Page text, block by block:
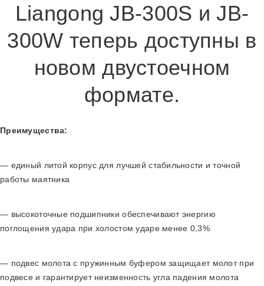
Liangong JB-300S и JB-
300W теперь доступны в
новом двустоечном
формате.
Преимущества:
— единый литой корпус для лучшей стабильности и точной
работы маятника
— высокоточные подшипники обеспечивают энергию
поглощения удара при холостом ударе менее 0,3%
— подвес молота с пружинным буфером защищает молот при
подвесе и гарантирует неизменность угла падения молота